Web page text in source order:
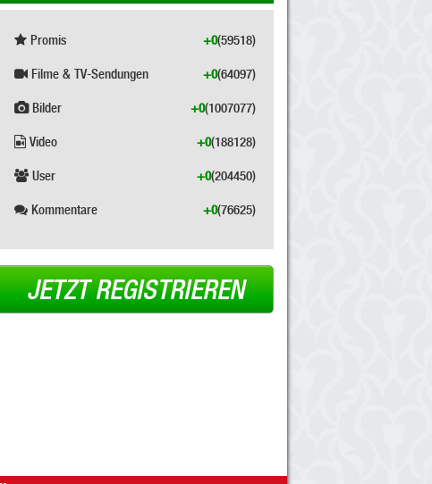
Promis (59518)
+0
Filme & TV-Sendungen (64097)
+0
Bilder (1007077)
+0
Video (188128)
+0
User (204450)
+0
Kommentare (76625)
+0
JETZT REGISTRIEREN